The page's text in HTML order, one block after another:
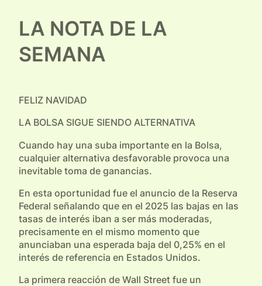
LA NOTA DE LA
SEMANA
FELIZ NAVIDAD
LA BOLSA SIGUE SIENDO ALTERNATIVA
Cuando hay una suba importante en la Bolsa,
cualquier alternativa desfavorable provoca una
inevitable toma de ganancias.
En esta oportunidad fue el anuncio de la Reserva
Federal señalando que en el 2025 las bajas en las
tasas de interés iban a ser más moderadas,
precisamente en el mismo momento que
anunciaban una esperada baja del 0,25% en el
interés de referencia en Estados Unidos.
La primera reacción de Wall Street fue un